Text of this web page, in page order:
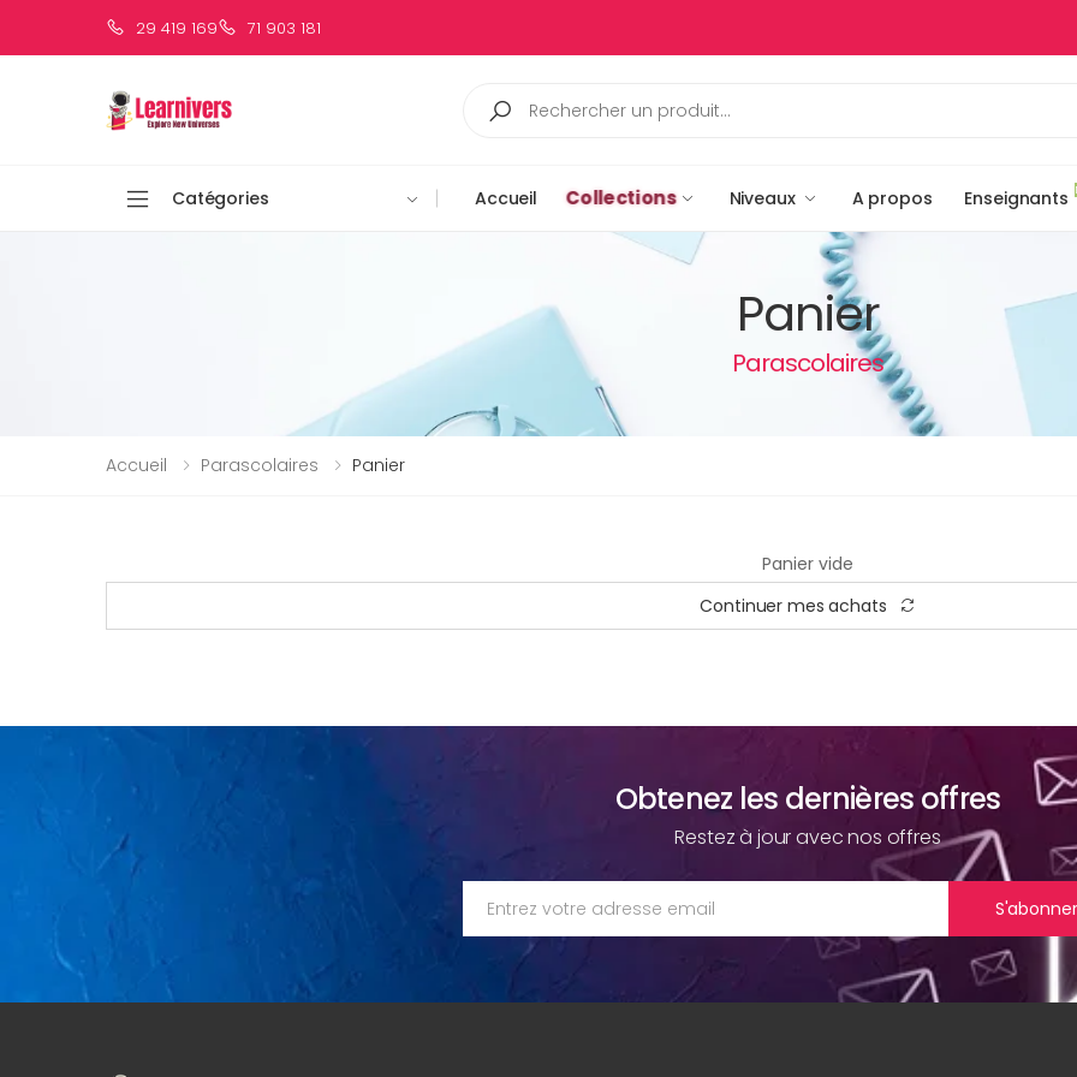
29 419 169 71 903 181
Catégories Accueil Collections Niveaux A propos Enseignants
Panier
Parascolaires
Accueil Parascolaires Panier
Panier vide
Continuer mes achats
Obtenez les dernières offres
Restez à jour avec nos offres
S'abonner